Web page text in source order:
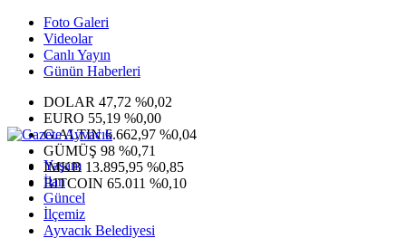
Foto Galeri
Videolar
Canlı Yayın
Günün Haberleri
DOLAR 47,72 %0,02
EURO 55,19 %0,00
G.ALTIN6.662,97 %0,04
GÜMÜŞ 98 %0,71
IMKB 13.895,95 %0,85
BITCOIN 65.011 %0,10
Yaşam
İlan
Güncel
İlçemiz
Ayvacık Belediyesi